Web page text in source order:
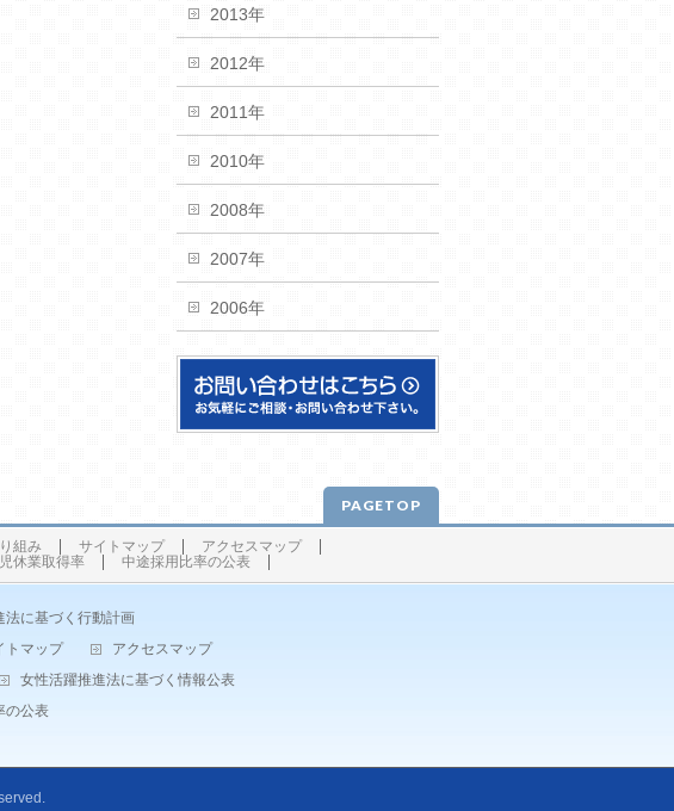
2013年
2012年
2011年
2010年
2008年
2007年
2006年
PAGETOP
組み サイトマップ
アクセスマップ
休業取得率 中途採用比率の公表
法に基づく行動計画
トマップ
アクセスマップ
女性活躍推進法に基づく情報公表
の公表